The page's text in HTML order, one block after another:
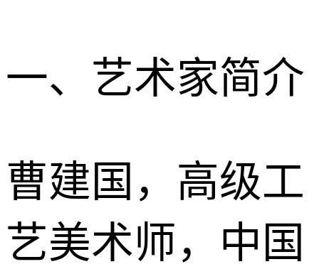
一、艺术家简介
曹建国，高级工
艺美术师，中国